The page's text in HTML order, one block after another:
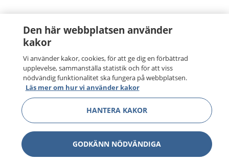
Den här webbplatsen använder
kakor
Vi använder kakor, cookies, för att ge dig en förbättrad
upplevelse, sammanställa statistik och för att viss
nödvändig funktionalitet ska fungera på webbplatsen.
Läs mer om hur vi använder kakor
HANTERA KAKOR
GODKÄNN NÖDVÄNDIGA